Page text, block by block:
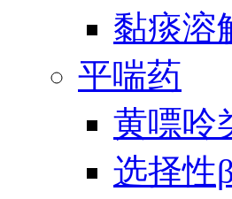
黏痰溶
平喘药
黄嘌呤
选择性